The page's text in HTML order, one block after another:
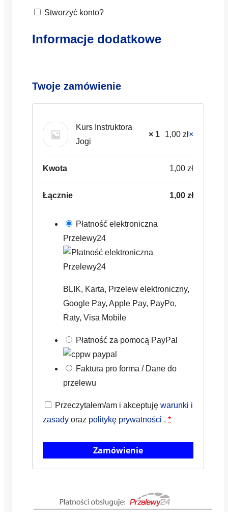
Stworzyć konto?
Informacje dodatkowe
Twoje zamówienie
Kurs Instruktora
Jogi
× 1 1,00 zł×
Kwota 1,00 zł
Łącznie 1,00 zł
Płatność elektroniczna
Przelewy24
BLIK, Karta, Przelew elektroniczny,
Google Pay, Apple Pay, PayPo,
Raty, Visa Mobile
Płatność za pomocą PayPal
Faktura pro forma / Dane do
przelewu
Przeczytałem/am i akceptuję warunki i
zasady oraz politykę prywatności . *
Zamówienie